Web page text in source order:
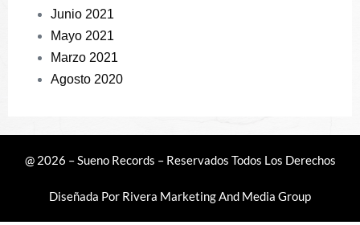
Junio 2021
Mayo 2021
Marzo 2021
Agosto 2020
@ 2026 – Sueno Records – Reservados Todos Los Derechos
Diseñada Por Rivera Marketing And Media Group